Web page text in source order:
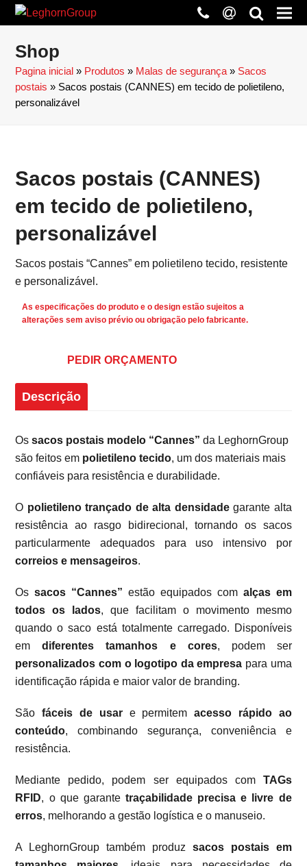
phone
at search
Shop
Pagina inicial » Produtos » Malas de segurança » Sacos
postais » Sacos postais (CANNES) em tecido de polietileno,
personalizável
Sacos postais (CANNES)
em tecido de polietileno,
personalizável
Sacos postais “Cannes” em polietileno tecido, resistente
e personalizável.
As especificações do produto e o design estão sujeitos a
alterações sem aviso prévio ou obrigação pelo fabricante.
PEDIR ORÇAMENTO
Descrição
Ossacos postais modelo “Cannes” da LeghornGroup
são feitos em polietileno tecido, um dos materiais mais
confiáveis para resistência e durabilidade.
O polietileno trançado de alta densidadegarante alta
resistência ao rasgo bidirecional, tornando os sacos
particularmente adequados para uso intensivo por
correios e mensageiros.
Ossacos “Cannes” estão equipados com alças em
todos os lados, que facilitam o movimento mesmo
quando o saco está totalmente carregado. Disponíveis
emdiferentes tamanhos e cores, podem ser
personalizados com o logotipo da empresa para uma
identificação rápida e maior valor de branding.
Sãofáceis de usare permitemacesso rápido ao
conteúdo, combinando segurança, conveniência e
resistência.
Mediante pedido, podem ser equipados com TAGs
RFID, o que garante traçabilidade precisa e livre de
erros, melhorando a gestão logística e o manuseio.
A LeghornGroup também produz sacos postais em